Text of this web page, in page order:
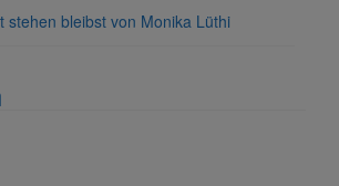
stehen bleibst von Monika Lüthi